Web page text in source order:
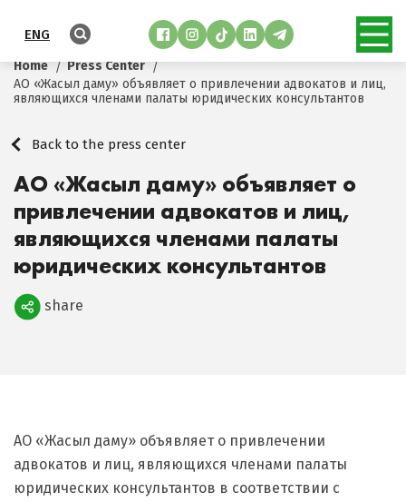
ENG
Home
Press Center
АО «Жасыл даму» объявляет о привлечении адвокатов и лиц,
являющихся членами палаты юридических консультантов
Back to the press center
АО «Жасыл даму» объявляет о
привлечении адвокатов и лиц,
являющихся членами палаты
юридических консультантов
Поделиться
share
АО «Жасыл даму» объявляет о привлечении
адвокатов и лиц, являющихся членами палаты
юридических консультантов в соответствии с